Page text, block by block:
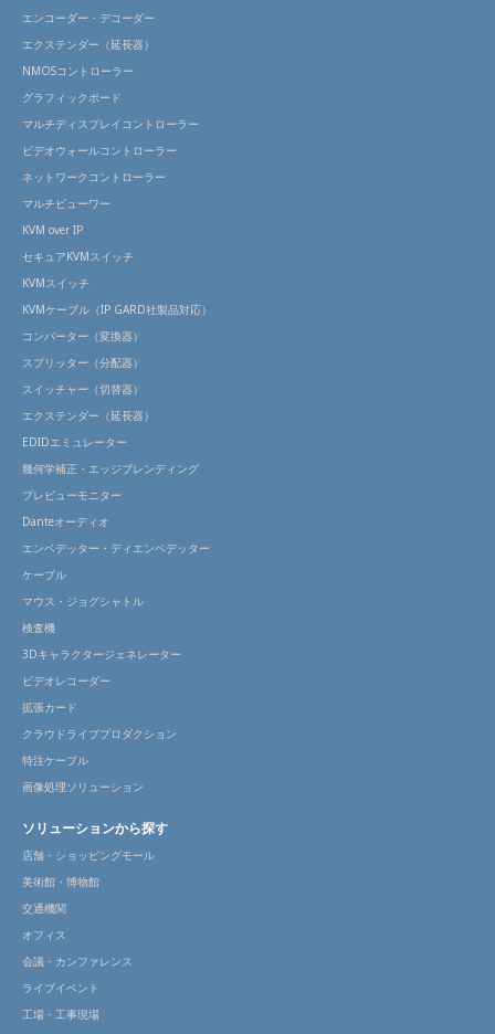
エンコーダー・デコーダー
エクステンダー（延長器）
NMOSコントローラー
グラフィックボード
マルチディスプレイコントローラー
ビデオウォールコントローラー
ネットワークコントローラー
マルチビューワー
KVM over IP
セキュアKVMスイッチ
KVMスイッチ
KVMケーブル（IP GARD社製品対応）
コンバーター（変換器）
スプリッター（分配器）
スイッチャー（切替器）
エクステンダー（延長器）
EDIDエミュレーター
幾何学補正・エッジブレンディング
プレビューモニター
Danteオーディオ
エンベデッター・ディエンベデッター
ケーブル
マウス・ジョグシャトル
検査機
3Dキャラクタージェネレーター
ビデオレコーダー
拡張カード
クラウドライブプロダクション
特注ケーブル
画像処理ソリューション
ソリューションから探す
店舗・ショッピングモール
美術館・博物館
交通機関
オフィス
会議・カンファレンス
ライブイベント
工場・工事現場